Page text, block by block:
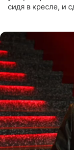
сидя в кресле, и